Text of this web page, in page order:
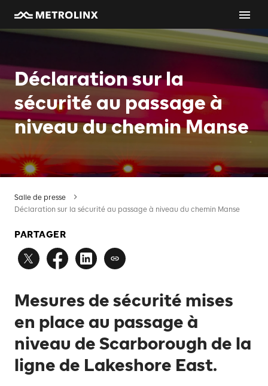
Déclaration sur la
sécurité au passage à
niveau du chemin Manse
Salle de presse
Déclaration sur la sécurité au passage à niveau du chemin Manse
PARTAGER
Mesures de sécurité mises
en place au passage à
niveau de Scarborough de la
ligne de Lakeshore East.